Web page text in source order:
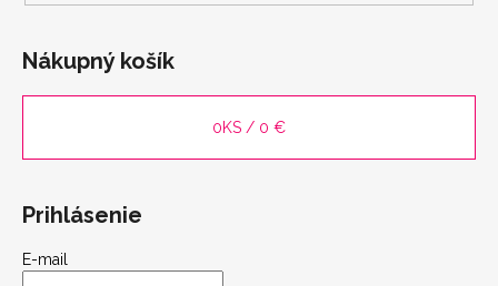
Nákupný košík
0KS / 0 €
Prihlásenie
E-mail